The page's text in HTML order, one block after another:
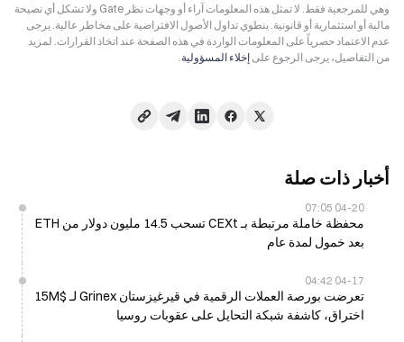
وهي للمرجعية فقط. لا تمثل هذه المعلومات آراء أو وجهات نظر Gate ولا تشكل أي نصيحة
مالية أو استثمارية أو قانونية. ينطوي تداول الأصول الافتراضية على مخاطر عالية. يرجى
عدم الاعتماد حصرياً على المعلومات الواردة في هذه الصفحة عند اتخاذ القرارات. لمزيد
من التفاصيل، يرجى الرجوع على إخلاء المسؤولية.
أخبار ذات صلة
04-20 07:05
محفظة خاملة مرتبطة بـ CEXt تسحب 14.5 مليون دولار من ETH
بعد خمول لمدة عام
04-17 04:42
تعرضت بورصة العملات الرقمية في قيرغيزستان Grinex لـ $15M
اختراق، كاشفة شبكة التحايل على عقوبات روسيا